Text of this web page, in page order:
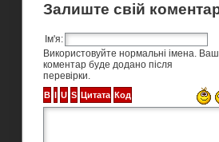
Залиште свій
Ім'я:
Використовуйте нормальні імена. Ваш
коментар буде додано після
перевірки.